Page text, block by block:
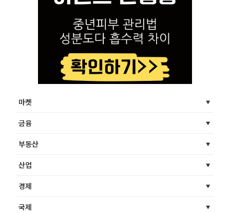
마켓
금융
부동산
산업
경제
국제